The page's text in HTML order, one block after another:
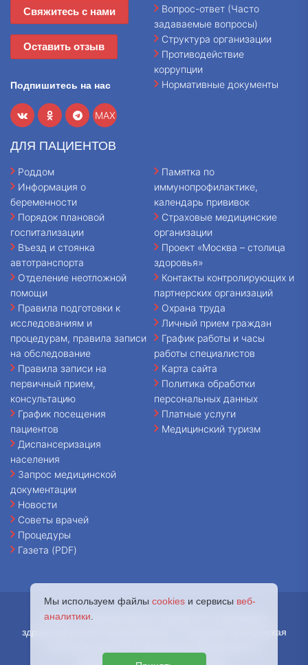
Свяжитесь с нами
Оставить отзыв
Подпишитесь на нас
MAX
Вопрос-ответ (Часто
задаваемые вопросы)
Структура организации
Противодействие
коррупции
Нормативные документы
ДЛЯ ПАЦИЕНТОВ
Роддом
Информация о
беременности
Порядок плановой
госпитализации
Въезд и стоянка
автотранспорта
Отделение неотложной
помощи
Правила подготовки к
исследованиям и
процедурам, правила записи
на обследование
Правила записи на
первичный прием,
консультацию
График посещения
пациентов
Диспансеризация
населения
Запрос медицинской
документации
Новости
Советы врачей
Процедуры
Газета (PDF)
Памятка по
иммунопрофилактике,
календарь прививок
Страховые медицинские
организации
Проект «Москва – столица
здоровья»
Контакты контролирующих и
партнерских организаций
Охрана труда
Личный прием граждан
График работы и часы
работы специалистов
Карта сайта
Политика обработки
персональных данных
Платные услуги
Медицинский туризм
© 2026 - Государственное бюджетное учреждение
здравоохранения города Москвы «Городская клиническая
здравоохранения города Москвы.
Мы используем файлы cookies и сервисы веб-
аналитики